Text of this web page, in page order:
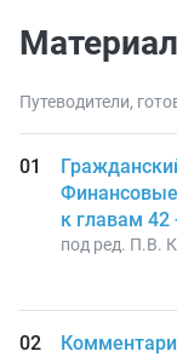
Путеводители,
к главам 42
под ред. П.В.